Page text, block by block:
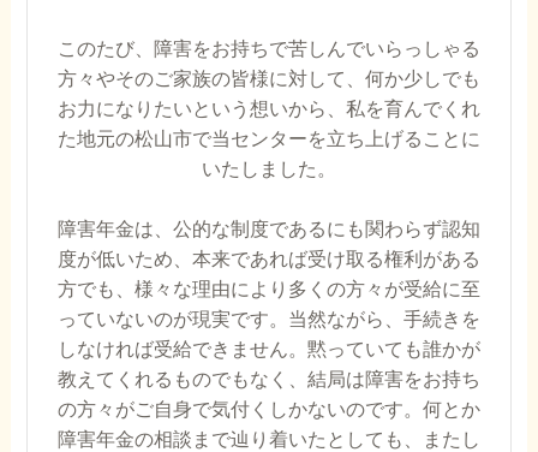
このたび、障害をお持ちで苦しんでいらっしゃる
方々やそのご家族の皆様に対して、何か少しでも
お力になりたいという想いから、私を育んでくれ
た地元の松山市で当センターを立ち上げることに
いたしました。
障害年金は、公的な制度であるにも関わらず認知
度が低いため、本来であれば受け取る権利がある
方でも、様々な理由により多くの方々が受給に至
っていないのが現実です。当然ながら、手続きを
しなければ受給できません。黙っていても誰かが
教えてくれるものでもなく、結局は障害をお持ち
の方々がご自身で気付くしかないのです。何とか
障害年金の相談まで辿り着いたとしても、またし